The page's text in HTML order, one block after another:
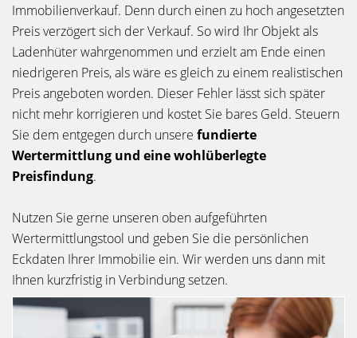
Immobilienverkauf. Denn durch einen zu hoch angesetzten
Preis verzögert sich der Verkauf. So wird Ihr Objekt als
Ladenhüter wahrgenommen und erzielt am Ende einen
niedrigeren Preis, als wäre es gleich zu einem realistischen
Preis angeboten worden. Dieser Fehler lässt sich später
nicht mehr korrigieren und kostet Sie bares Geld. Steuern
Sie dem entgegen durch unsere fundierte
Wertermittlung und eine wohlüberlegte
Preisfindung.
Nutzen Sie gerne unseren oben aufgeführten
Wertermittlungstool und geben Sie die persönlichen
Eckdaten Ihrer Immobilie ein. Wir werden uns dann mit
Ihnen kurzfristig in Verbindung setzen.